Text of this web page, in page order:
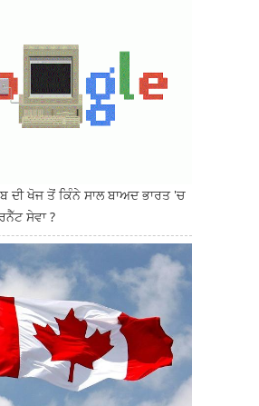
ਦੀ ਖੋਜ ਤੋਂ ਕਿੰਨੇ ਸਾਲ ਬਾਅਦ ਭਾਰਤ 'ਚ
ਸੇਵਾ ?